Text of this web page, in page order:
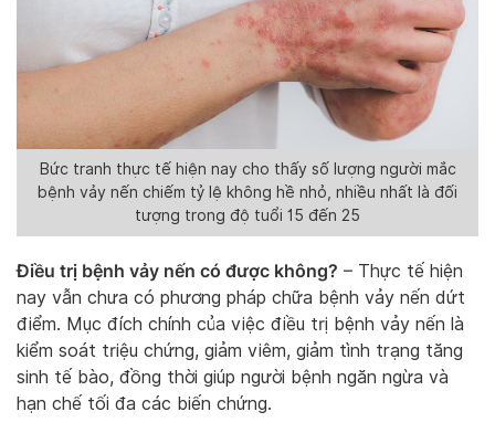
Bức tranh thực tế hiện nay cho thấy số lượng người mắc
bệnh vảy nến chiếm tỷ lệ không hề nhỏ, nhiều nhất là đối
tượng trong độ tuổi 15 đến 25
Điều trị bệnh vảy nến có được không? – Thực tế hiện
nay vẫn chưa có phương pháp chữa bệnh vảy nến dứt
điểm. Mục đích chính của việc điều trị bệnh vảy nến là
kiểm soát triệu chứng, giảm viêm, giảm tình trạng tăng
sinh tế bào, đồng thời giúp người bệnh ngăn ngừa và
hạn chế tối đa các biến chứng.